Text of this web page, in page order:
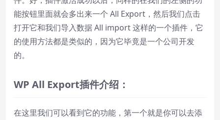
能按钮里面就会多出来一个 All Export，然后我们点击
打开它和我们导入数据 All import 这样的一个插件，它
的使用方法都是类似的，因为它毕竟是一个公司开发
的。
WP All Export插件介绍：
在这里我们可以看到它的功能，第一个就是你可以去添